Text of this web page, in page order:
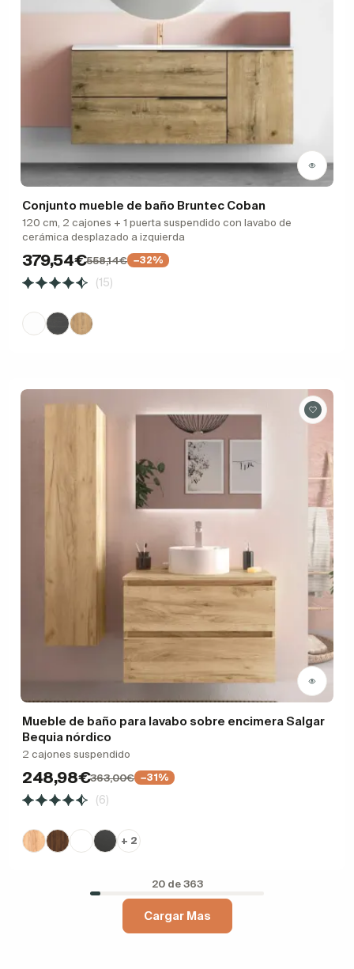
Conjunto mueble de baño Bruntec Coban
120 cm, 2 cajones + 1 puerta suspendido con lavabo de
cerámica desplazado a izquierda
379,54€558,14€ −32%
(15)
Mueble de baño para lavabo sobre encimera Salgar
Bequia nórdico
2 cajones suspendido
248,98€363,00€ −31%
(6)
+ 2
20 de 363
Cargar Mas